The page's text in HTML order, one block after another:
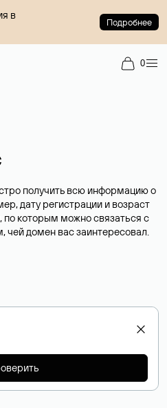
в
Подробнее
0
получить всю информацию о
дату регистрации и возраст
по которым можно связаться с
чей домен вас заинтересовал.